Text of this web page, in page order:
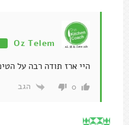
Oz Telem
היי ארז תודה רבה על
0 הגב